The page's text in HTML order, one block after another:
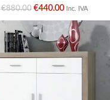
€880.00 €440.00 Inc. IVA